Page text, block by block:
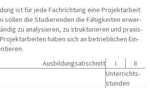
ist für jede Fach­rich­tung eine Pro­jekt­ar­beit
sol­len die Stu­die­ren­den die Fähig­kei­ten erwer­
zu ana­ly­sie­ren, zu struk­tu­rie­ren und pra­xis­
haben sich an betrieb­li­chen Ein­
Aus­bil­dungs­ab­schnitt
I
II
Unter­richts­
stun­den